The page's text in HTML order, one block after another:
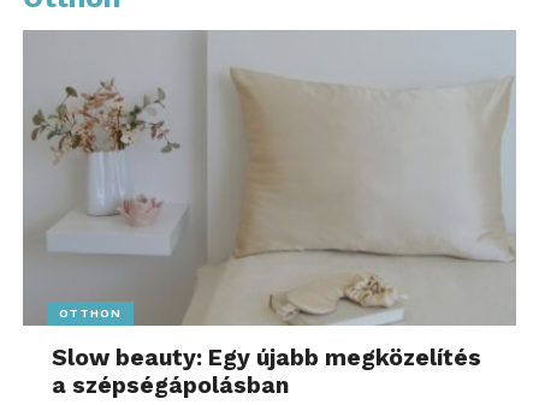
OTTHON
Slow beauty: Egy újabb megközelítés
a szépségápolásban